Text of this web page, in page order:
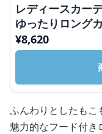
レディースカー
ゆったりロング
¥8,620
ふんわりとしたもこ
魅力的なフード付き